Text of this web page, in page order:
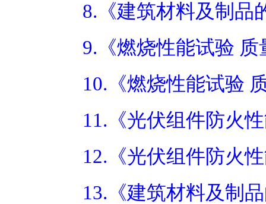
8.《建筑材料及制品
9.《燃烧性能试验
10.《燃烧性能试验
11.《光伏组件防火
12.《光伏组件防火
13.《建筑材料及制